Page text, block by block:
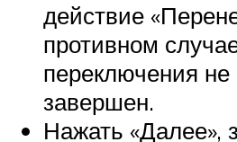
действие
противном
переключения не
завершен.
Нажать «Далее»,